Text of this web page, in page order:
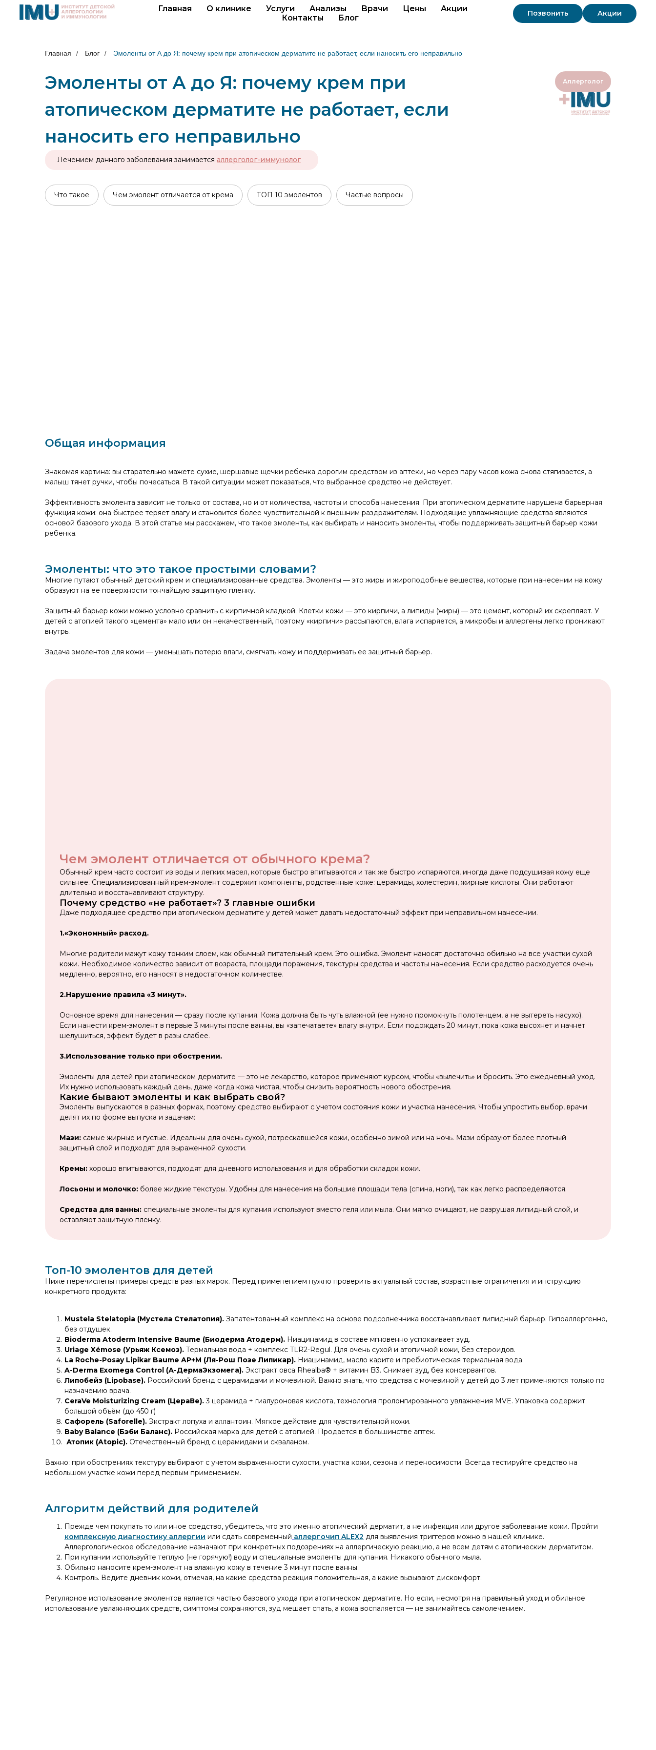
Главная О клинике Услуги Анализы Врачи Цены
Акции
Контакты
Блог Позвонить Акции
Главная / Блог / Эмоленты от А до Я: почему крем при атопическом дерматите не работает, если наносить его неправильно
Эмоленты от А до Я: почему крем при
атопическом дерматите не работает, если
наносить его неправильно
Лечением данного заболевания занимается аллерголог-иммунолог
Аллерголог
Что такое Чем эмолент отличается от крема ТОП 10 эмолентов Частые вопросы
Общая информация
Знакомая картина: вы старательно мажете сухие, шершавые щечки ребенка дорогим средством из аптеки, но через пару часов кожа снова стягивается, а
малыш тянет ручки, чтобы почесаться. В такой ситуации может показаться, что выбранное средство не действует.
Эффективность эмолента зависит не только от состава, но и от количества, частоты и способа нанесения. При атопическом дерматите нарушена барьерная
функция кожи: она быстрее теряет влагу и становится более чувствительной к внешним раздражителям. Подходящие увлажняющие средства являются
основой базового ухода. В этой статье мы расскажем, что такое эмоленты, как выбирать и наносить эмоленты, чтобы поддерживать защитный барьер кожи
ребенка.
Эмоленты: что это такое простыми словами?
Многие путают обычный детский крем и специализированные средства. Эмоленты — это жиры и жироподобные вещества, которые при нанесении на кожу
образуют на ее поверхности тончайшую защитную пленку.
Защитный барьер кожи можно условно сравнить с кирпичной кладкой. Клетки кожи — это кирпичи, а липиды (жиры) — это цемент, который их скрепляет. У
детей с атопией такого «цемента» мало или он некачественный, поэтому «кирпичи» рассыпаются, влага испаряется, а микробы и аллергены легко проникают
внутрь.
Задача эмолентов для кожи — уменьшать потерю влаги, смягчать кожу и поддерживать ее защитный барьер.
Чем эмолент отличается от обычного крема?
Обычный крем часто состоит из воды и легких масел, которые быстро впитываются и так же быстро испаряются, иногда даже подсушивая кожу еще
сильнее. Специализированный крем-эмолент содержит компоненты, родственные коже: церамиды, холестерин, жирные кислоты. Они работают
длительно и восстанавливают структуру.
Почему средство «не работает»? 3 главные ошибки
Даже подходящее средство при атопическом дерматите у детей может давать недостаточный эффект при неправильном нанесении.
1.«Экономный» расход.
Многие родители мажут кожу тонким слоем, как обычный питательный крем. Это ошибка. Эмолент наносят достаточно обильно на все участки сухой
кожи. Необходимое количество зависит от возраста, площади поражения, текстуры средства и частоты нанесения. Если средство расходуется очень
медленно, вероятно, его наносят в недостаточном количестве.
2.Нарушение правила «3 минут».
Основное время для нанесения — сразу после купания. Кожа должна быть чуть влажной (ее нужно промокнуть полотенцем, а не вытереть насухо).
Если нанести крем-эмолент в первые 3 минуты после ванны, вы «запечатаете» влагу внутри. Если подождать 20 минут, пока кожа высохнет и начнет
шелушиться, эффект будет в разы слабее.
3.Использование только при обострении.
Эмоленты для детей при атопическом дерматите — это не лекарство, которое применяют курсом, чтобы «вылечить» и бросить. Это ежедневный уход.
Их нужно использовать каждый день, даже когда кожа чистая, чтобы снизить вероятность нового обострения.
Какие бывают эмоленты и как выбрать свой?
Эмоленты выпускаются в разных формах, поэтому средство выбирают с учетом состояния кожи и участка нанесения. Чтобы упростить выбор, врачи
делят их по форме выпуска и задачам:
Мази: самые жирные и густые. Идеальны для очень сухой, потрескавшейся кожи, особенно зимой или на ночь. Мази образуют более плотный
защитный слой и подходят для выраженной сухости.
Кремы: хорошо впитываются, подходят для дневного использования и для обработки складок кожи.
Лосьоны и молочко: более жидкие текстуры. Удобны для нанесения на большие площади тела (спина, ноги), так как легко распределяются.
Средства для ванны: специальные эмоленты для купания используют вместо геля или мыла. Они мягко очищают, не разрушая липидный слой, и
оставляют защитную пленку.
Топ-10 эмолентов для детей
Ниже перечислены примеры средств разных марок. Перед применением нужно проверить актуальный состав, возрастные ограничения и инструкцию
конкретного продукта:
Mustela Stelatopia (Мустела Стелатопия). Запатентованный комплекс на основе подсолнечника восстанавливает липидный барьер. Гипоаллергенно,
без отдушек.
Bioderma Atoderm Intensive Baume (Биодерма Атодерм). Ниацинамид в составе мгновенно успокаивает зуд.
Uriage Xémose (Урьяж Ксемоз). Термальная вода + комплекс TLR2-Regul. Для очень сухой и атопичной кожи, без стероидов.
La Roche-Posay Lipikar Baume AP+M (Ля-Рош Позе Липикар). Ниацинамид, масло карите и пребиотическая термальная вода.
A-Derma Exomega Control (А-ДермаЭкзомега). Экстракт овса Rhealba® + витамин B3. Снимает зуд, без консервантов.
Липобейз (Lipobase). Российский бренд с церамидами и мочевиной. Важно знать, что средства с мочевиной у детей до 3 лет применяются только по
назначению врача.
CeraVe Moisturizing Cream (ЦераВе).3 церамида + гиалуроновая кислота, технология пролонгированного увлажнения MVE. Упаковка содержит
большой объём (до 450 г)
Сафорель (Saforelle). Экстракт лопуха и аллантоин. Мягкое действие для чувствительной кожи.
Baby Balance (Бэби Баланс). Российская марка для детей с атопией. Продаётся в большинстве аптек.
Атопик (Atopic). Отечественный бренд с церамидами и скваланом.
Важно: при обострениях текстуру выбирают с учетом выраженности сухости, участка кожи, сезона и переносимости. Всегда тестируйте средство на
небольшом участке кожи перед первым применением.
Алгоритм действий для родителей
Прежде чем покупать то или иное средство, убедитесь, что это именно атопический дерматит, а не инфекция или другое заболевание кожи. Пройти
комплексную диагностику аллергии или сдать современный аллергочип ALEX2 для выявления триггеров можно в нашей клинике.
Аллергологическое обследование назначают при конкретных подозрениях на аллергическую реакцию, а не всем детям с атопическим дерматитом.
При купании используйте теплую (не горячую!) воду и специальные эмоленты для купания. Никакого обычного мыла.
Обильно наносите крем-эмолент на влажную кожу в течение 3 минут после ванны.
Контроль. Ведите дневник кожи, отмечая, на какие средства реакция положительная, а какие вызывают дискомфорт.
Регулярное использование эмолентов является частью базового ухода при атопическом дерматите. Но если, несмотря на правильный уход и обильное
использование увлажняющих средств, симптомы сохраняются, зуд мешает спать, а кожа воспаляется — не занимайтесь самолечением.